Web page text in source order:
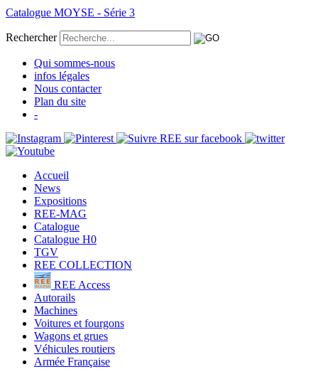
Catalogue MOYSE - Série 3
Rechercher
Qui sommes-nous
infos légales
Nous contacter
Plan du site
-
Accueil
News
Expositions
REE-MAG
Catalogue
Catalogue H0
TGV
REE COLLECTION
REE Access
Autorails
Machines
Voitures et fourgons
Wagons et grues
Véhicules routiers
Armée Française